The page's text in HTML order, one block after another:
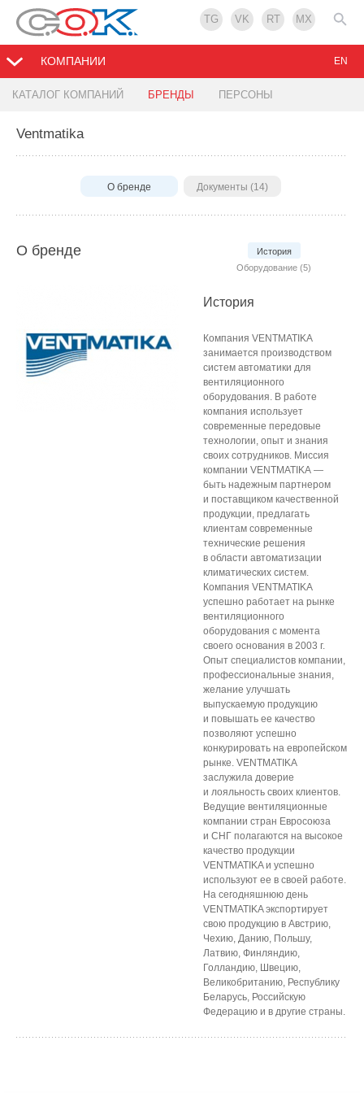
TG VK RT MX
КОМПАНИИ
КАТАЛОГ КОМПАНИЙ БРЕНДЫ ПЕРСОНЫ
EN
Ventmatika
О бренде Документы (14)
О бренде
История
Оборудование (5)
История
Компания VENTMATIKA
занимается производством
систем автоматики для
вентиляционного
оборудования. В работе
компания использует
современные передовые
технологии, опыт и знания
своих сотрудников. Миссия
компании VENTMATIKA —
быть надежным партнером
и поставщиком качественной
продукции, предлагать
клиентам современные
технические решения
в области автоматизации
климатических систем.
Компания VENTMATIKA
успешно работает на рынке
вентиляционного
оборудования с момента
своего основания в 2003 г.
Опыт специалистов компании,
профессиональные знания,
желание улучшать
выпускаемую продукцию
и повышать ее качество
позволяют успешно
конкурировать на европейском
рынке. VENTMATIKA
заслужила доверие
и лояльность своих клиентов.
Ведущие вентиляционные
компании стран Евросоюза
и СНГ полагаются на высокое
качество продукции
VENTMATIKA и успешно
используют ее в своей работе.
На сегодняшнюю день
VENTMATIKA экспортирует
свою продукцию в Австрию,
Чехию, Данию, Польшу,
Латвию, Финляндию,
Голландию, Швецию,
Великобританию, Республику
Беларусь, Российскую
Федерацию и в другие страны.